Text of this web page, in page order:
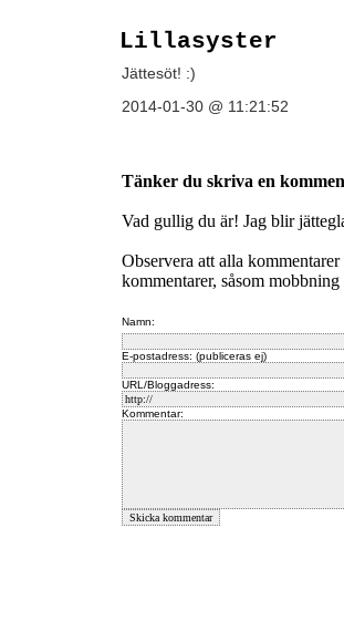
Lillasyster
Jättesöt! :)
2014-01-30 @ 11:21:52
Tänker du skriva en
Vad gullig du är! Jag blir
Observera att alla
kommentarer, såsom
Namn:
E-postadress: (publiceras ej)
URL/Bloggadress:
Kommentar: